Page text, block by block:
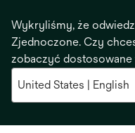
Wykryliśmy, że
Zjednoczone. Czy
zobaczyć dostosowane